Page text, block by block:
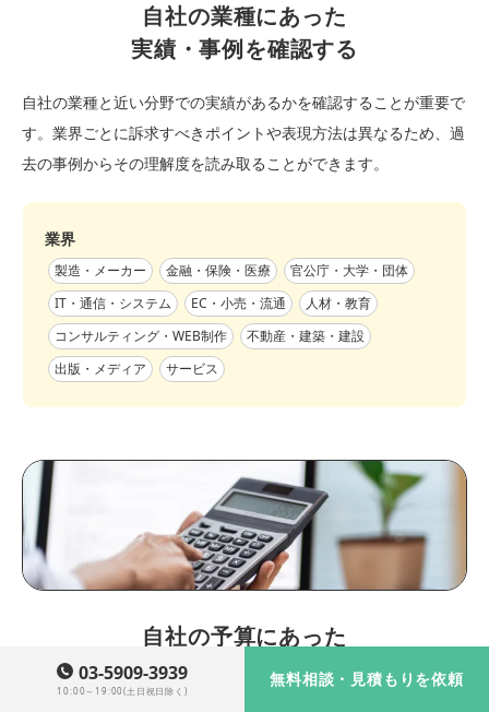
自社の業種にあった
実績・事例を確認する
自社の業種と近い分野での実績があるかを確認することが重要で
す。業界ごとに訴求すべきポイントや表現方法は異なるため、過
去の事例からその理解度を読み取ることができます。
業界
製造・メーカー 金融・保険・医療
官公庁・大学・団体
IT・通信・システム
EC・小売・流通
人材・教育
コンサルティング・WEB制作
不動産・建築・建設
出版・メディア
サービス
自社の予算にあった
実績・事例を確認する
03-5909-3939
10:00～19:00(土日祝日除く)
無料相談・見積もりを依頼